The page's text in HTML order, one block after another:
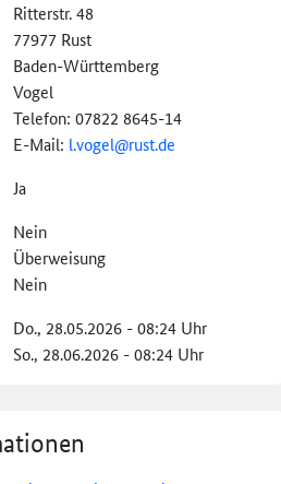
Ritterstr. 48
77977 Rust
Baden-Württemberg
Vogel
Telefon: 07822 8645-14
E-Mail: l.vogel@rust.de
Ja
Nein
Überweisung
Nein
Do., 28.05.2026 - 08:24 Uhr
So., 28.06.2026 - 08:24 Uhr